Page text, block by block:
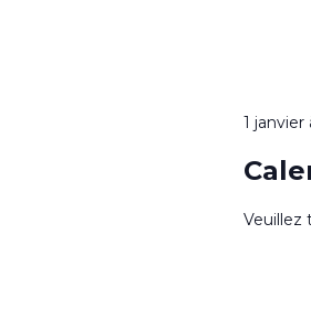
1
Veuillez